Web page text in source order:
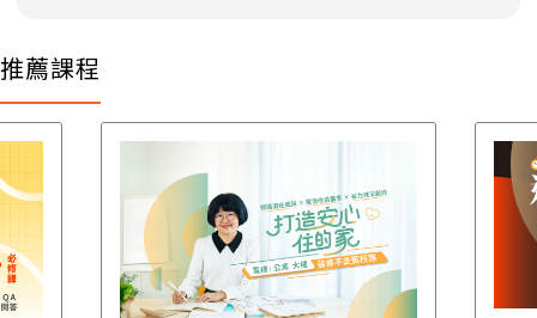
推薦課程